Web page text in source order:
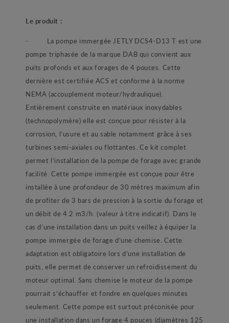
Le produit :
- La pompe immergée JETLY DCS4-D13 T est une
pompe triphasée de la marque DAB qui convient aux
puits profonds et aux forages de 4 pouces. Cette
dernière est certifiée ACS et conforme à la norme
NEMA (accouplement moteur/hydraulique).
Entièrement construite en matériaux inoxydables
(technopolymère) elle est conçue pour résister à la
corrosion, l’usure et au sable notamment grâce à ses
turbines semi-axiales ou flottantes. Ce kit complet
permet l’installation de la pompe de forage avec grande
facilité. Cette pompe immergée est conçue pour être
installée à une profondeur de 30 mètres maximum afin
de profiter de 3 bars de pression à la sortie du forage et
un débit de 4.2 m3/h. (valeur à titre indicatif). Dans le
cas d’une installation dans un puits veillez à équiper la
pompe immergée de forage d’une chemise. Cette
adaptation est obligatoire lors d’une installation de
puits, elle permet de conserver un refroidissement du
moteur optimal. Sans chemise le moteur de la pompe
pourrait s’échauffer et fondre en quelques minutes
seulement. Cette pompe est surtout préconisée pour
une installation dans un forage 4 pouces (diamètres 125